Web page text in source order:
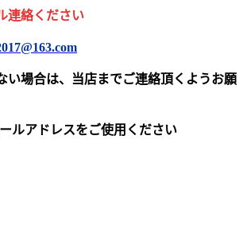
連絡ください
場合は、当店までご連絡頂くようお願
ルアドレスをご使用ください